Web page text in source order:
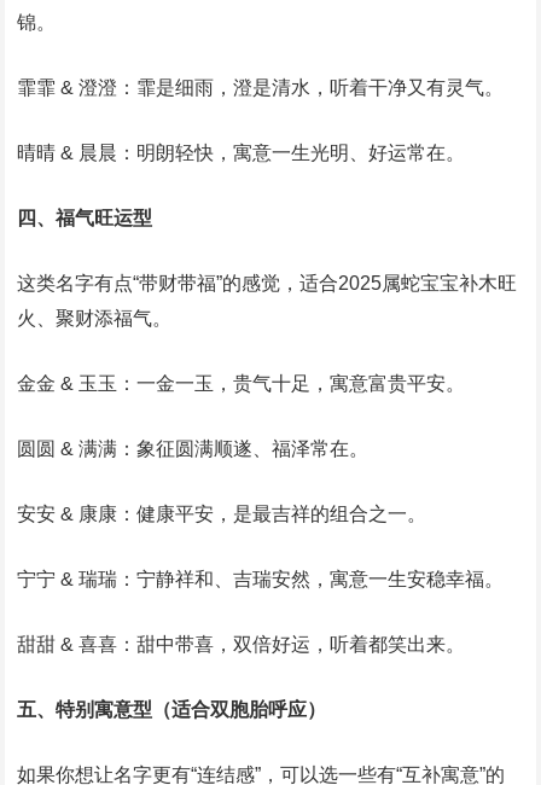
锦。
霏霏 & 澄澄：霏是细雨，澄是清水，听着干净又有灵气。
晴晴 & 晨晨：明朗轻快，寓意一生光明、好运常在。
四、福气旺运型
这类名字有点“带财带福”的感觉，适合2025属蛇宝宝补木旺
火、聚财添福气。
金金 & 玉玉：一金一玉，贵气十足，寓意富贵平安。
圆圆 & 满满：象征圆满顺遂、福泽常在。
安安 & 康康：健康平安，是最吉祥的组合之一。
宁宁 & 瑞瑞：宁静祥和、吉瑞安然，寓意一生安稳幸福。
甜甜 & 喜喜：甜中带喜，双倍好运，听着都笑出来。
五、特别寓意型（适合双胞胎呼应）
如果你想让名字更有“连结感”，可以选一些有“互补寓意”的